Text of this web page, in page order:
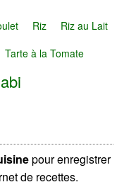
Riz
Riz au Lait
Tarte à la Tomate
pour enregistrer
de recettes.